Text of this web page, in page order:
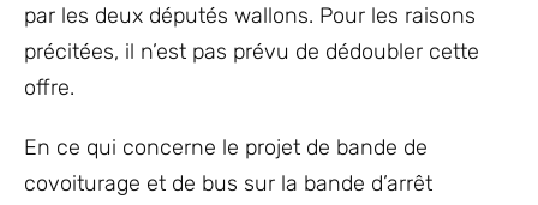
par les deux députés wallons. Pour les raisons
précitées, il n’est pas prévu de dédoubler cette
offre.
En ce qui concerne le projet de bande de
covoiturage et de bus sur la bande d’arrêt